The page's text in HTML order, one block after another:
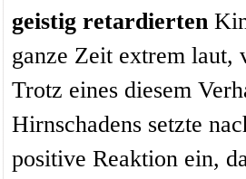
geistig retardierten
ganze Zeit extrem laut,
Trotz eines diesem
Hirnschadens setzte
positive Reaktion ein,